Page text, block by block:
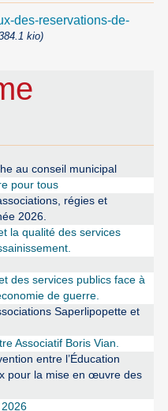
des-reservations-de-
kio)
au conseil municipal
pour tous
régies et
2026.
la qualité des services
des services publics face à
de guerre.
Saperlipopette et
Associatif Boris Vian.
entre l’Éducation
pour la mise en œuvre des
2026